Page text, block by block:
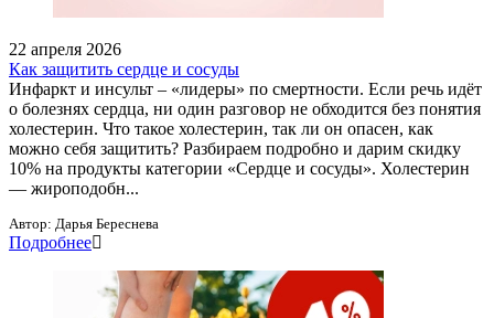
22 апреля 2026
Как защитить сердце и сосуды
Инфаркт и инсульт – «лидеры» по смертности. Если речь идёт
о болезнях сердца, ни один разговор не обходится без понятия
холестерин. Что такое холестерин, так ли он опасен, как
можно себя защитить? Разбираем подробно и дарим скидку
10% на продукты категории «Сердце и сосуды». Холестерин
— жироподобн...
Автор: Дарья Береснева
Подробнее